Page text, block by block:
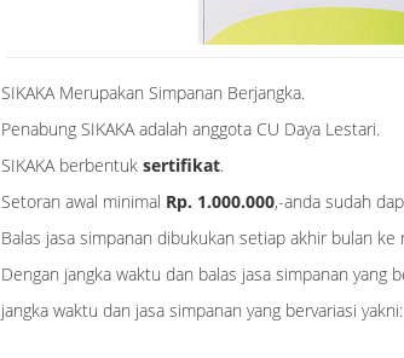
SIKAKA Merupakan Simpanan Berjangka.
Penabung SIKAKA adalah anggota CU Daya Lestari.
SIKAKA berbentuk sertifikat.
Setoran awal minimal Rp. 1.000.000,-anda sudah
Balas jasa simpanan dibukukan setiap akhir bulan ke
Dengan jangka waktu dan balas jasa simpanan yang
jangka waktu dan jasa